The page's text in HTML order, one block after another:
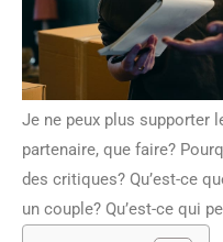
Je ne peux plus supporter
partenaire, que faire?
des critiques? Qu’est-ce
un couple? Qu’est-ce qui